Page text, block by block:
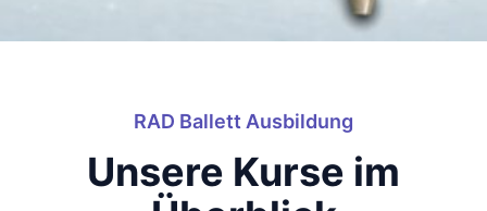
RAD Ballett Ausbildung
Unsere Kurse im